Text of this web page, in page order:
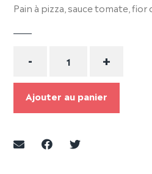
Pain à pizza, sauce tomate,
- +
Ajouter au panier